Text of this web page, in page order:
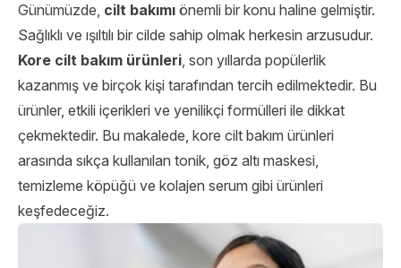
Günümüzde, cilt bakımı önemli bir konu haline gelmiştir.
Sağlıklı ve ışıltılı bir cilde sahip olmak herkesin arzusudur.
Kore cilt bakım ürünleri, son yıllarda popülerlik
kazanmış ve birçok kişi tarafından tercih edilmektedir. Bu
ürünler, etkili içerikleri ve yenilikçi formülleri ile dikkat
çekmektedir. Bu makalede, kore cilt bakım ürünleri
arasında sıkça kullanılan tonik, göz altı maskesi,
temizleme köpüğü ve kolajen serum gibi ürünleri
keşfedeceğiz.